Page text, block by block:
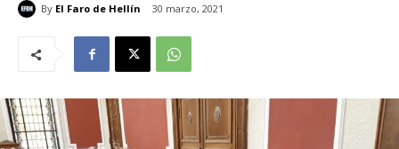
By El Faro de Hellín 30 marzo, 2021